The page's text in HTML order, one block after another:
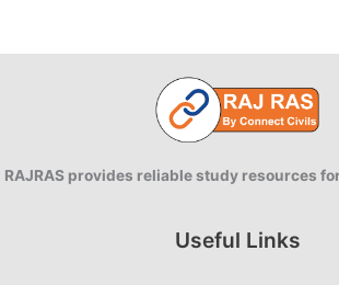
RAJRAS provides reliable study resources
Useful Links